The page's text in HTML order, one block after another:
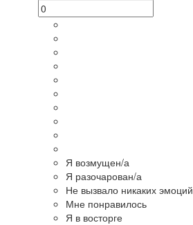
Я возмущен/а
Я разочарован/а
Не вызвало никаких эмоций
Мне понравилось
Я в восторге